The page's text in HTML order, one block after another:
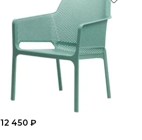
12 450 ₽